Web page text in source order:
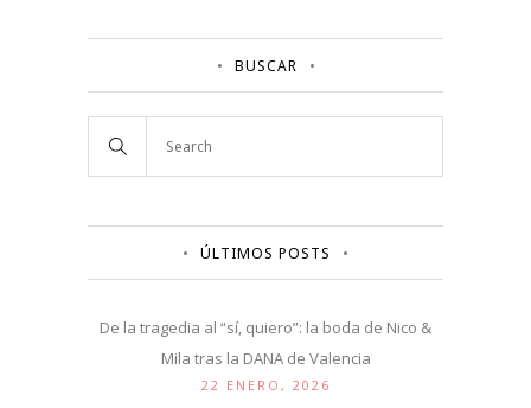
BUSCAR
ÚLTIMOS POSTS
De la tragedia al “sí, quiero”: la boda de Nico &
Mila tras la DANA de Valencia
22 ENERO, 2026